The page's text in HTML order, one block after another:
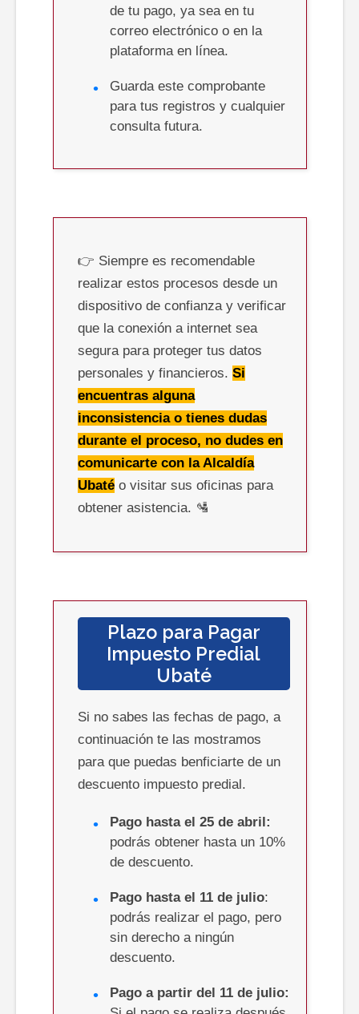
de tu pago, ya sea en tu
correo electrónico o en la
plataforma en línea.
Guarda este comprobante
para tus registros y cualquier
consulta futura.
👉 Siempre es recomendable
realizar estos procesos desde un
dispositivo de confianza y verificar
que la conexión a internet sea
segura para proteger tus datos
personales y financieros. Si
encuentras alguna
inconsistencia o tienes dudas
durante el proceso, no dudes en
comunicarte con la Alcaldía
Ubatéo visitar sus oficinas para
obtener asistencia. 🛂
Plazo para Pagar
Impuesto Predial
Ubaté
Si no sabes las fechas de pago, a
continuación te las mostramos
para que puedas benficiarte de un
descuento impuesto predial.
Pago hasta el 25 de abril:
podrás obtener hasta un 10%
de descuento.
Pago hasta el 11 de julio:
podrás realizar el pago, pero
sin derecho a ningún
descuento.
Pago a partir del 11 de julio: